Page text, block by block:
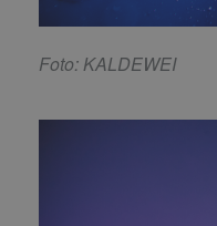
Foto: KALDEWEI